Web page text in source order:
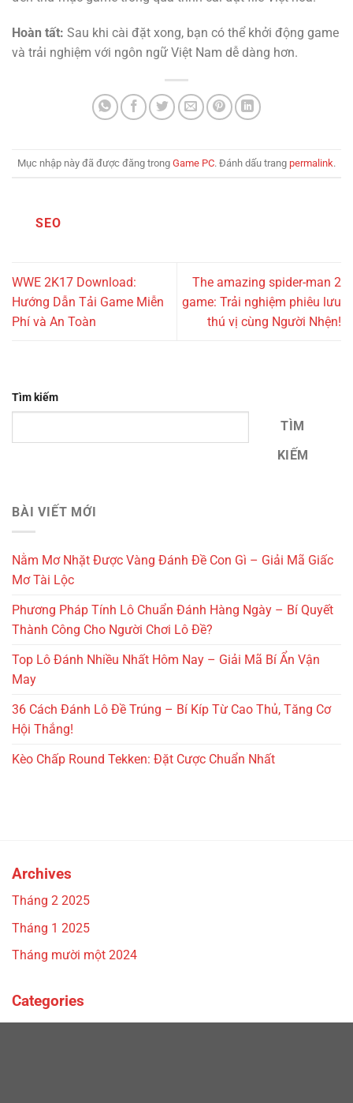
Hoàn tất: Sau khi cài đặt xong, bạn có thể khởi động game
và trải nghiệm với ngôn ngữ Việt Nam dễ dàng hơn.
Mục nhập này đã được đăng trong Game PC. Đánh dấu trang permalink.
SEO
WWE 2K17 Download:
Hướng Dẫn Tải Game Miễn
Phí và An Toàn
The amazing spider-man 2
game: Trải nghiệm phiêu lưu
thú vị cùng Người Nhện!
Tìm kiếm
TÌM
KIẾM
BÀI VIẾT MỚI
Nằm Mơ Nhặt Được Vàng Đánh Đề Con Gì – Giải Mã Giấc
Mơ Tài Lộc
Phương Pháp Tính Lô Chuẩn Đánh Hàng Ngày – Bí Quyết
Thành Công Cho Người Chơi Lô Đề?
Top Lô Đánh Nhiều Nhất Hôm Nay – Giải Mã Bí Ẩn Vận
May
36 Cách Đánh Lô Đề Trúng – Bí Kíp Từ Cao Thủ, Tăng Cơ
Hội Thắng!
Kèo Chấp Round Tekken: Đặt Cược Chuẩn Nhất
Archives
Tháng 2 2025
Tháng 1 2025
Tháng mười một 2024
Categories